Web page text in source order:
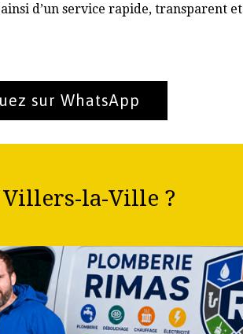
d’un service rapide, transparent et
sur WhatsApp
la-Ville ?